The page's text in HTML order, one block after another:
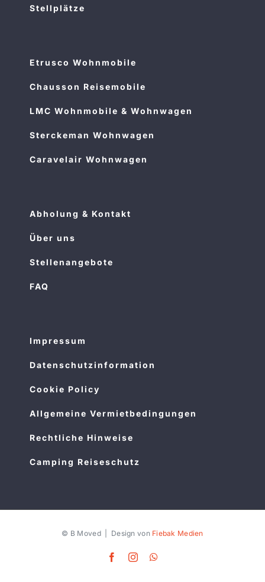
Stellplätze
Etrusco Wohnmobile
Chausson Reisemobile
LMC Wohnmobile & Wohnwagen
Sterckeman Wohnwagen
Caravelair Wohnwagen
Abholung & Kontakt
Über uns
Stellenangebote
FAQ
Impressum
Datenschutzinformation
Cookie Policy
Allgemeine Vermietbedingungen
Rechtliche Hinweise
Camping Reiseschutz
© B Moved | Design von Fiebak Medien
FacebookInstagram